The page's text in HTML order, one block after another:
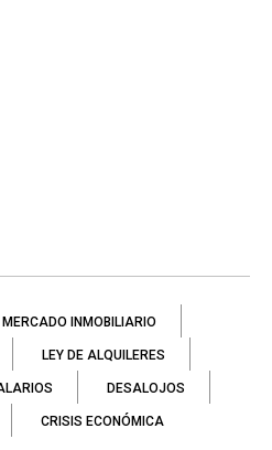
MERCADO INMOBILIARIO
LEY DE ALQUILERES
DESALOJOS
CRISIS ECONÓMICA